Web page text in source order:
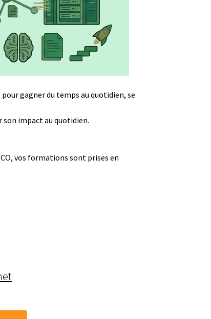
gagner du temps au quotidien, se
son impact au quotidien.
vos formations sont prises en